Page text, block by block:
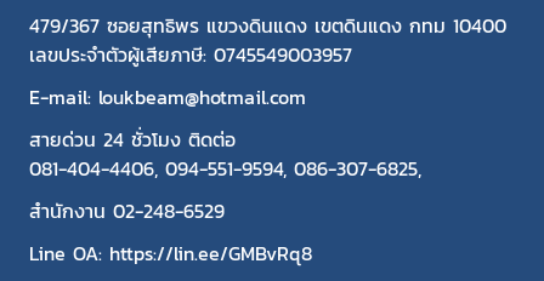
479/367 ซอยสุทธิพร แขวงดินแดง เขตดินแดง กทม 10400
เลขประจำตัวผู้เสียภาษี: 0745549003957
E-mail: loukbeam@hotmail.com
สายด่วน 24 ชั่วโมง ติดต่อ
081-404-4406, 094-551-9594, 086-307-6825,
สำนักงาน 02-248-6529
Line OA: https://lin.ee/GMBvRq8